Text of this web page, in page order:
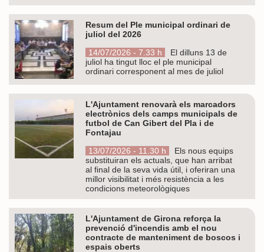
Resum del Ple municipal ordinari de
juliol del 2026
14/07/2026 - 7.33 h
El dilluns 13 de
juliol ha tingut lloc el ple municipal
ordinari corresponent al mes de juliol
L'Ajuntament renovarà els marcadors
electrònics dels camps municipals de
futbol de Can Gibert del Pla i de
Fontajau
13/07/2026 - 11.30 h
Els nous equips
substituiran els actuals, que han arribat
al final de la seva vida útil, i oferiran una
millor visibilitat i més resistència a les
condicions meteorològiques
L'Ajuntament de Girona reforça la
prevenció d'incendis amb el nou
contracte de manteniment de boscos i
espais oberts